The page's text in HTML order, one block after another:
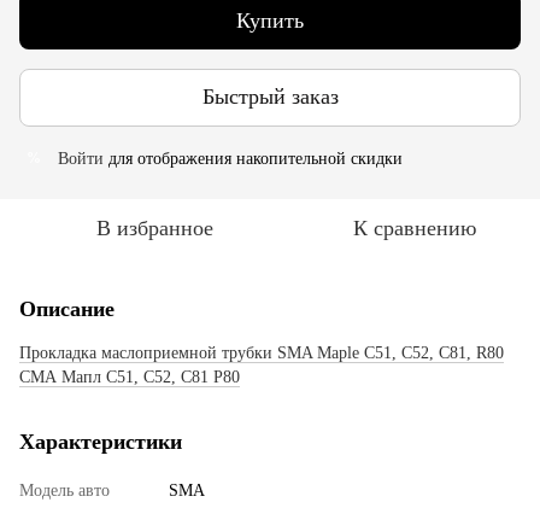
Купить
Быстрый заказ
Войти для отображения накопительной скидки
В избранное К сравнению
Описание
Прокладка маслоприемной трубки SMA Maple C51, C52, C81, R80
СМА Мапл С51, С52, С81 Р80
Характеристики
Модель авто SMA